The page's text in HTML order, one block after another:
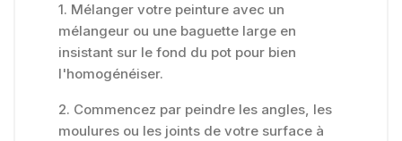
1. Mélanger votre peinture avec un
mélangeur ou une baguette large en
insistant sur le fond du pot pour bien
l'homogénéiser.
2. Commencez par peindre les angles, les
moulures ou les joints de votre surface à